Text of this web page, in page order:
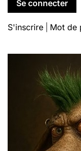
S'inscrire Mot de